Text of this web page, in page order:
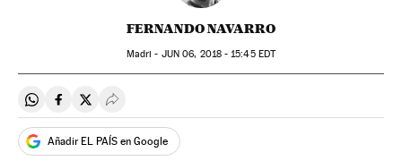
FERNANDO NAVARRO
Madri - JUN 06, 2018 - 15:45EDT
Compartir en Whatsapp
Compartir en Facebook
Compartir en Twitter
Desplegar Redes Sociales
Añadir EL PAÍS en Google